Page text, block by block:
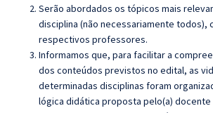
Serão abordados os tópicos mais
disciplina (não necessariamente todos),
respectivos professores.
Informamos que, para facilitar a
dos conteúdos previstos no edital, as
determinadas disciplinas foram
lógica didática proposta pelo(a)